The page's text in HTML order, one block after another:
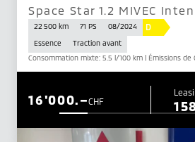
Space Star 1.2 MIVEC
22 500 km 71 PS 08/2024 D
Essence
Traction avant
Consommation mixte: 5.5 l/100 km | Émissions de
CHF
16'000.–